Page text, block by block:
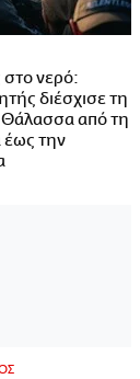
νερό:
διέσχισε τη
Θάλασσα από τη
έως την